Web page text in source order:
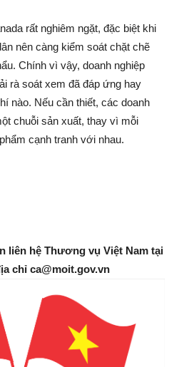
rất nghiêm ngặt, đặc biệt khi
nên càng kiểm soát chặt chẽ
Chính vì vậy, doanh nghiệp
rà soát xem đã đáp ứng hay
nào. Nếu cần thiết, các doanh
chuỗi sản xuất, thay vì mỗi
cạnh tranh với nhau.
liên hệ Thương vụ Việt Nam tại
chỉ ca@moit.gov.vn